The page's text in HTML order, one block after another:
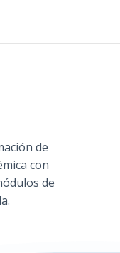
de
con
de